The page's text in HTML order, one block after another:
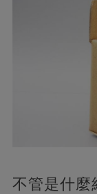
不管是什麼